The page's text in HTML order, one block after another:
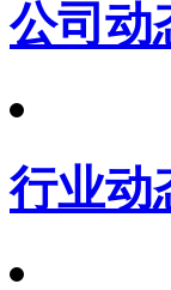
公司动
行业动